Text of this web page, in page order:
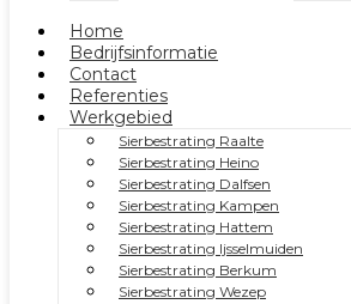
Home
Bedrijfsinformatie
Contact
Referenties
Werkgebied
Sierbestrating Raalte
Sierbestrating Heino
Sierbestrating Dalfsen
Sierbestrating Kampen
Sierbestrating Hattem
Sierbestrating Ijsselmuiden
Sierbestrating Berkum
Sierbestrating Wezep